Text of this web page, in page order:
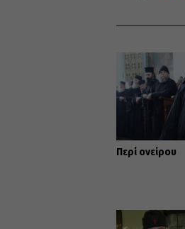
Περί ονείρου